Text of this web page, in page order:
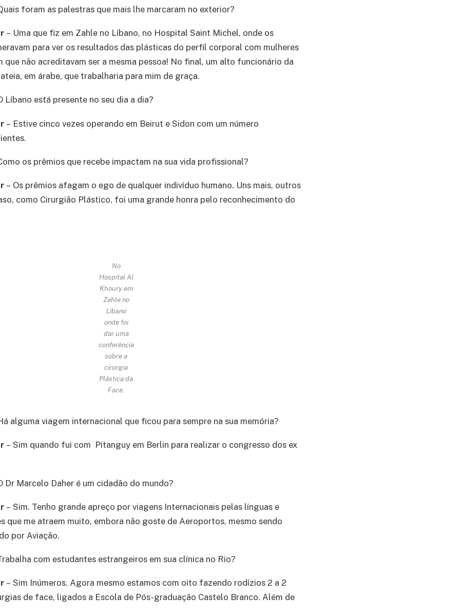
foram as palestras que mais lhe marcaram no exterior?
– Uma que fiz em Zahle no Líbano, no Hospital Saint Michel, onde os
para ver os resultados das plásticas do perfil corporal com mulheres
que não acreditavam ser a mesma pessoa! No final, um alto funcionário da
em árabe, que trabalharia para mim de graça.
Líbano está presente no seu dia a dia?
– Estive cinco vezes operando em Beirut e Sidon com um número
os prêmios que recebe impactam na sua vida profissional?
– Os prêmios afagam o ego de qualquer indivíduo humano. Uns mais, outros
como Cirurgião Plástico, foi uma grande honra pelo reconhecimento do
No
Hospital Al
Khoury em
Zahle no
Líbano
onde foi
dar uma
conferência
sobre a
cirurgia
Plástica da
Face.
alguma viagem internacional que ficou para sempre na sua memória?
– Sim quando fui com Pitanguy em Berlin para realizar o congresso dos ex
Dr Marcelo Daher é um cidadão do mundo?
– Sim. Tenho grande apreço por viagens Internacionais pelas línguas e
que me atraem muito, embora não goste de Aeroportos, mesmo sendo
por Aviação.
com estudantes estrangeiros em sua clínica no Rio?
– Sim Inúmeros. Agora mesmo estamos com oito fazendo rodízios 2 a 2
de face, ligados a Escola de Pós-graduação Castelo Branco. Além de